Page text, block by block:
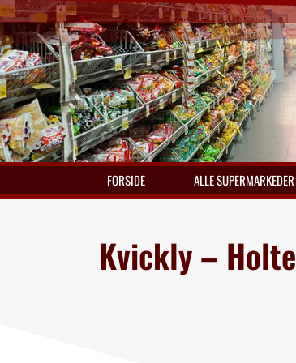
FORSIDE ALLE SUPERMARKEDER
Kvickly – Holte